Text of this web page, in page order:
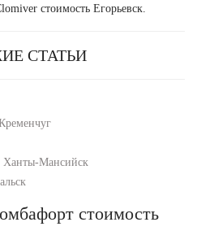
стоимость Егорьевск.
СТАТЬИ
Ханты-Мансийск
стоимость